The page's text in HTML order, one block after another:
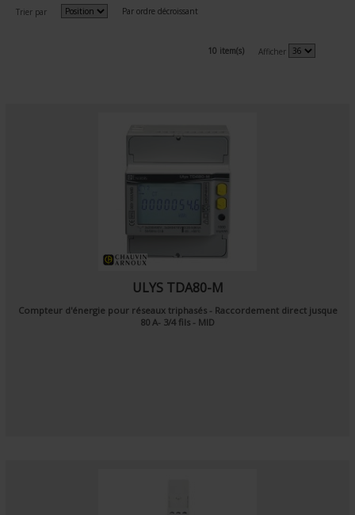
Trier par Par ordre décroissant
10 item(s) Afficher
ULYS TDA80-M
Compteur d'énergie pour réseaux triphasés - Raccordement direct jusque
80 A- 3/4 fils - MID